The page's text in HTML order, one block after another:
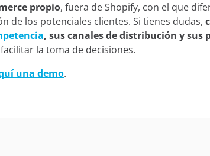
propio, fuera de Shopify, con el que
de los potenciales clientes. Si tienes dudas,
, sus canales de distribución y sus
la toma de decisiones.
una demo.